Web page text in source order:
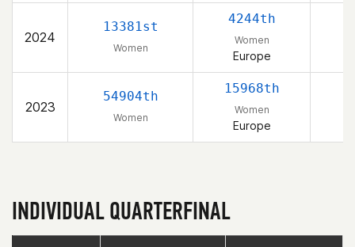
2024
13381st
Women
4244th
Women
Europe
2023
54904th
Women
15968th
Women
Europe
INDIVIDUAL QUARTERFINAL